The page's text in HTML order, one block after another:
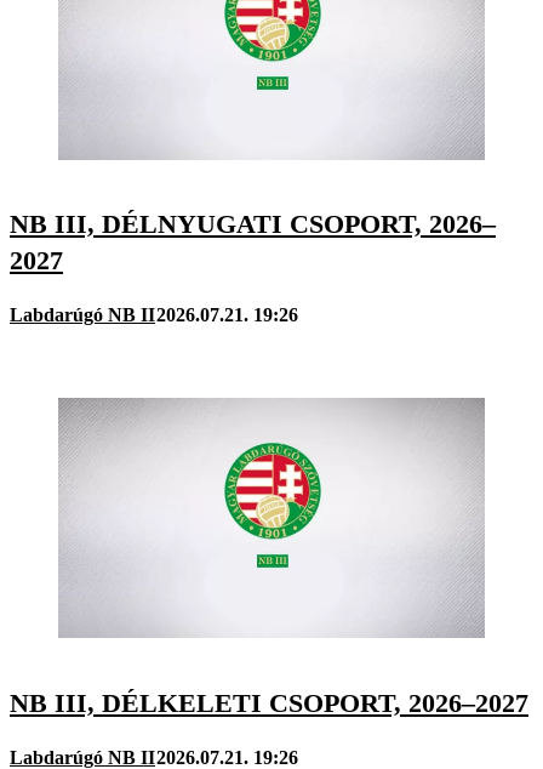
NB III, DÉLNYUGATI CSOPORT, 2026–
2027
Labdarúgó NB II2026.07.21. 19:26
NB III, DÉLKELETI CSOPORT, 2026–2027
Labdarúgó NB II2026.07.21. 19:26